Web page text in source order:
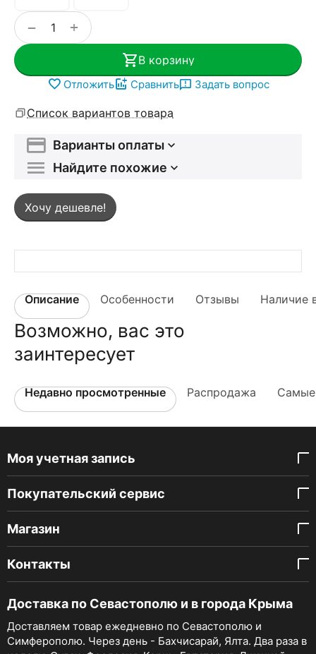
+
−
В корзину
Отложить Сравнить Задать вопрос
Список вариантов товара
Варианты оплаты
Найдите похожие
Хочу дешевле!
Описание Особенности Отзывы Наличие
Возможно, вас это
заинтересует
Недавно просмотренные Распродажа Самые
Моя учетная запись
Покупательский сервис
Магазин
Контакты
Доставка по Севастополю и в города Крыма
Доставляем товар ежедневно по Севастополю и
Симферополю. Через день - Бахчисарай, Ялта. Два раза в